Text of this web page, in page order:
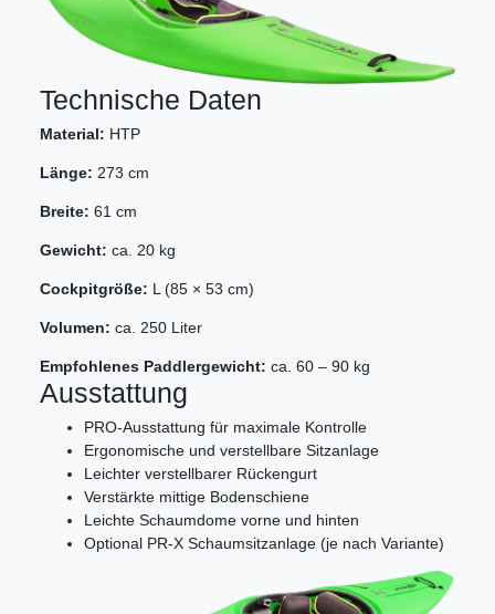
Technische Daten
Material: HTP
Länge: 273 cm
Breite: 61 cm
Gewicht: ca. 20 kg
Cockpitgröße: L (85 × 53 cm)
Volumen: ca. 250 Liter
Empfohlenes Paddlergewicht: ca. 60 – 90 kg
Ausstattung
PRO-Ausstattung für maximale Kontrolle
Ergonomische und verstellbare Sitzanlage
Leichter verstellbarer Rückengurt
Verstärkte mittige Bodenschiene
Leichte Schaumdome vorne und hinten
Optional PR-X Schaumsitzanlage (je nach Variante)